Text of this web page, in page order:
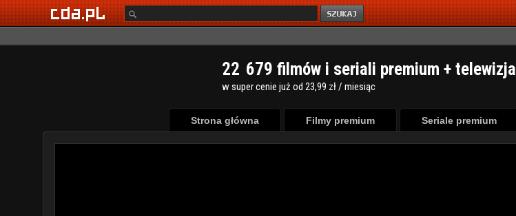
22 679 filmów i seriali premium + telewizja
w super cenie już od 23,99 zł / miesiąc
Strona główna Filmy premium Seriale premium